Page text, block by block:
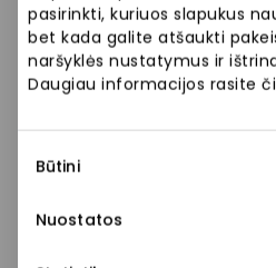
pasirinkti, kuriuos slapukus
bet kada galite atšaukti
naršyklės nustatymus ir
Daugiau informacijos rasite
pasirinkimas
Būtini
Nuostatos
SEB BANKAS
Bankai, greitieji kreditai